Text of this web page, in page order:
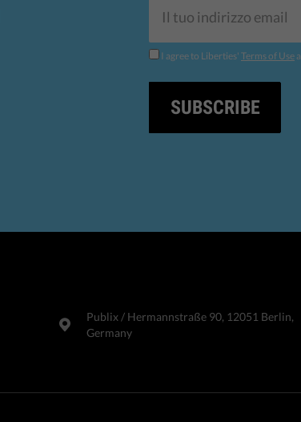
I agree to Liberties' Terms of Use
SUBSCRIBE
Publix​ / Hermannstraße 90, 12051 Berlin,
Germany